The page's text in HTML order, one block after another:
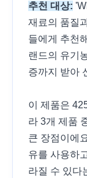
추천 대상:
재료의 품질
들에게 추천
랜드의 유기
증까지 받아
이 제품은
라 3개 제품
큰 장점이에
유를 사용하
라질 수 있다